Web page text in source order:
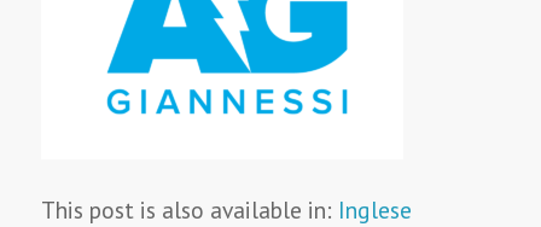
This post is also available in: Inglese